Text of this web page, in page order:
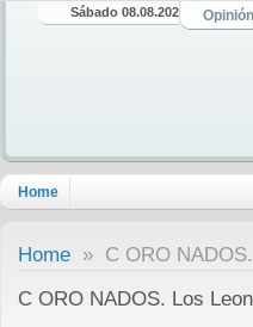
Sábado 08.08.2026
Home
Home » C ORO
C ORO NADOS. Los